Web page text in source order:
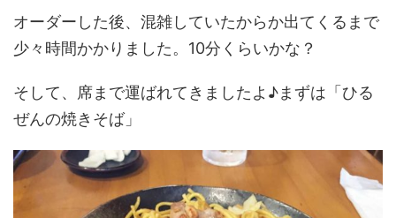
オーダーした後、混雑していたからか出てくるまで
少々時間かかりました。10分くらいかな？
そして、席まで運ばれてきましたよ♪まずは「ひる
ぜんの焼きそば」